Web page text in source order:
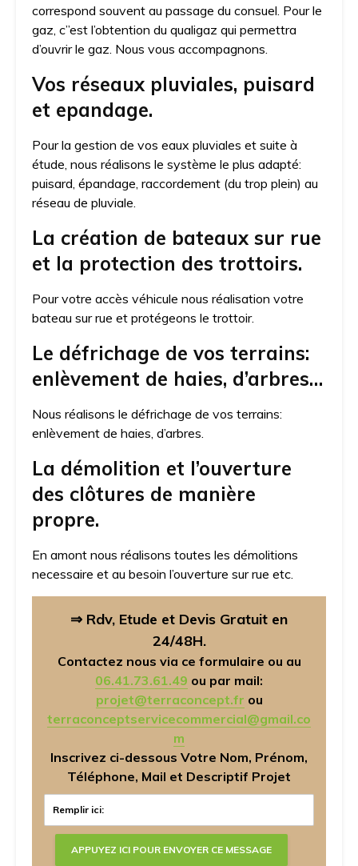
correspond souvent au passage du consuel. Pour le
gaz, c”est l’obtention du qualigaz qui permettra
d’ouvrir le gaz. Nous vous accompagnons.
Vos réseaux pluviales, puisard
et epandage.
Pour la gestion de vos eaux pluviales et suite à
étude, nous réalisons le système le plus adapté:
puisard, épandage, raccordement (du trop plein) au
réseau de pluviale.
La création de bateaux sur rue
et la protection des trottoirs.
Pour votre accès véhicule nous réalisation votre
bateau sur rue et protégeons le trottoir.
Le défrichage de vos terrains:
enlèvement de haies, d’arbres…
Nous réalisons le défrichage de vos terrains:
enlèvement de haies, d’arbres.
La démolition et l’ouverture
des clôtures de manière
propre.
En amont nous réalisons toutes les démolitions
necessaire et au besoin l’ouverture sur rue etc.
⇒ Rdv, Etude et Devis Gratuit en
24/48H.
Contactez nous via ce formulaire ou au
06.41.73.61.49 ou par mail:
projet@terraconcept.fr ou
terraconceptservicecommercial@gmail.co
m
Inscrivez ci-dessous Votre Nom, Prénom,
Téléphone, Mail et Descriptif Projet